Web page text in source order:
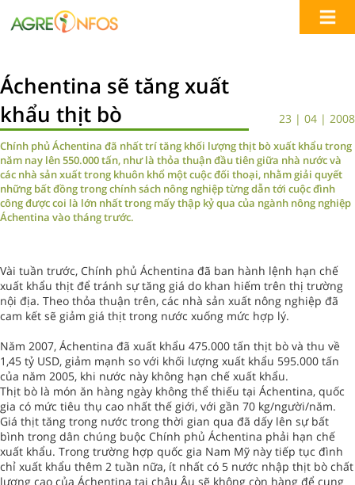
Áchentina sẽ tăng xuất
khẩu thịt bò
23 | 04 | 2008
Chính phủ Áchentina đã nhất trí tăng khối lượng thịt bò xuất khẩu trong
năm nay lên 550.000 tấn, như là thỏa thuận đầu tiên giữa nhà nước và
các nhà sản xuất trong khuôn khổ một cuộc đối thoại, nhằm giải quyết
những bất đồng trong chính sách nông nghiệp từng dẫn tới cuộc đình
công được coi là lớn nhất trong mấy thập kỷ qua của ngành nông nghiệp
Áchentina vào tháng trước.
Vài tuần trước, Chính phủ Áchentina đã ban hành lệnh hạn chế
xuất khẩu thịt để tránh sự tăng giá do khan hiếm trên thị trường
nội địa. Theo thỏa thuận trên, các nhà sản xuất nông nghiệp đã
cam kết sẽ giảm giá thịt trong nước xuống mức hợp lý.
Năm 2007, Áchentina đã xuất khẩu 475.000 tấn thịt bò và thu về
1,45 tỷ USD, giảm mạnh so với khối lượng xuất khẩu 595.000 tấn
của năm 2005, khi nước này không hạn chế xuất khẩu.
Thịt bò là món ăn hàng ngày không thể thiếu tại Áchentina, quốc
gia có mức tiêu thụ cao nhất thế giới, với gần 70 kg/người/năm.
Giá thịt tăng trong nước trong thời gian qua đã dấy lên sự bất
bình trong dân chúng buộc Chính phủ Áchentina phải hạn chế
xuất khẩu. Trong trường hợp quốc gia Nam Mỹ này tiếp tục đình
chỉ xuất khẩu thêm 2 tuần nữa, ít nhất có 5 nước nhập thịt bò chất
lượng cao của Áchentina tại châu Âu sẽ không còn hàng để cung